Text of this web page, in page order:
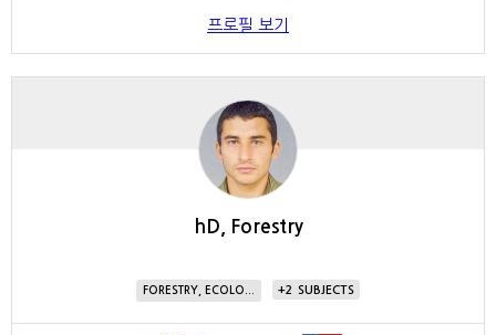
프로필 보기
hD, Forestry
FORESTRY, ECOLO... 2